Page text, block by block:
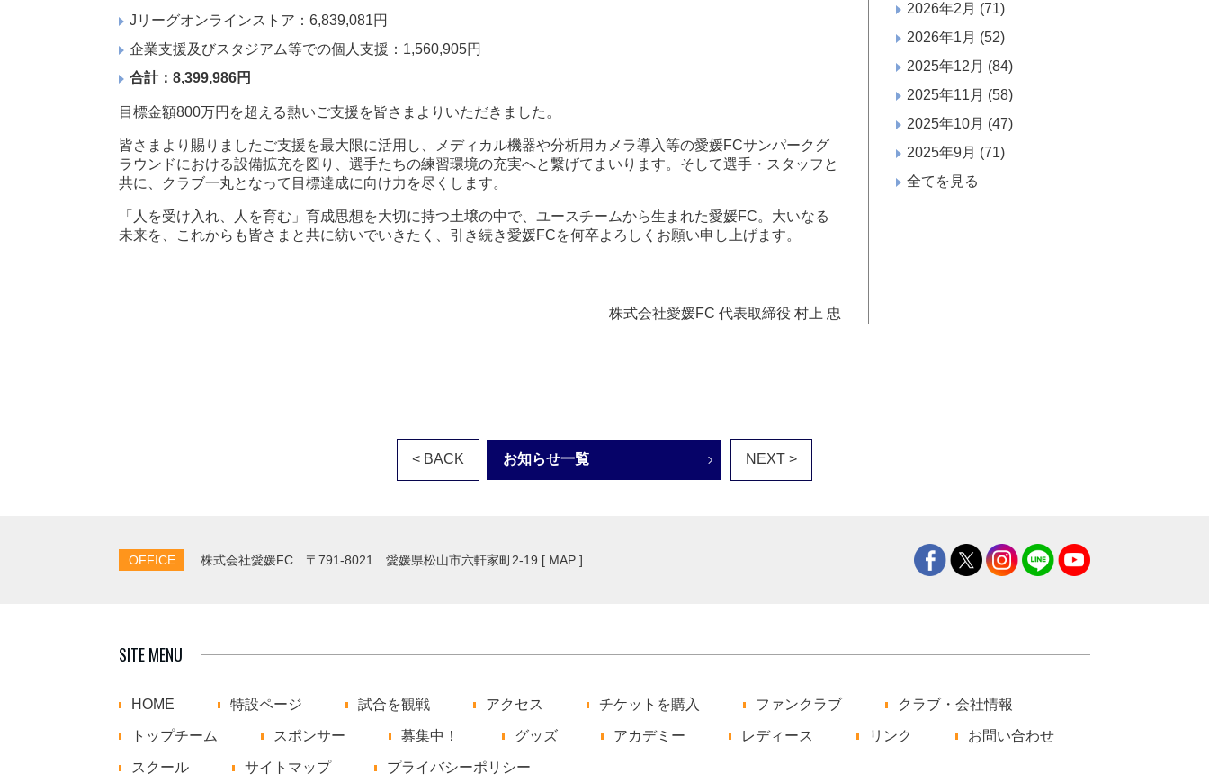
Jリーグオンラインストア：6,839,081円
企業支援及びスタジアム等での個人支援：1,560,905円
合計：8,399,986円
目標金額800万円を超える熱いご支援を皆さまよりいただきました。
皆さまより賜りましたご支援を最大限に活用し、メディカル機器や分析用カメラ導入等の愛媛FCサンパークグ
ラウンドにおける設備拡充を図り、選手たちの練習環境の充実へと繋げてまいります。そして選手・スタッフと
共に、クラブ一丸となって目標達成に向け力を尽くします。
「人を受け入れ、人を育む」育成思想を大切に持つ土壌の中で、ユースチームから生まれた愛媛FC。大いなる
未来を、これからも皆さまと共に紡いでいきたく、引き続き愛媛FCを何卒よろしくお願い申し上げます。
株式会社愛媛FC 代表取締役 村上 忠
2026年2月 (71)
2026年1月 (52)
2025年12月 (84)
2025年11月 (58)
2025年10月 (47)
2025年9月 (71)
全てを見る
< BACK お知らせ一覧 NEXT >
OFFICE 株式会社愛媛FC 〒791-8021 愛媛県松山市六軒家町2-19 [ MAP ]
SITE MENU
HOME 特設ページ 試合を観戦 アクセス チケットを購入 ファンクラブ クラブ・会社情報
トップチーム スポンサー 募集中！ グッズ アカデミー レディース リンク お問い合わせ
スクール サイトマップ プライバシーポリシー